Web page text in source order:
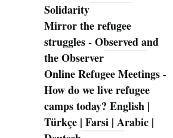
Solidarity
Mirror the refugee
struggles - Observed and
the Observer
Online Refugee Meetings -
How do we live refugee
camps today? English |
Türkçe | Farsi | Arabic |